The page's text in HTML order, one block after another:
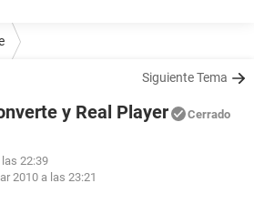
Siguiente Tema
y Real Player Cerrado
22:39
2010 a las 23:21